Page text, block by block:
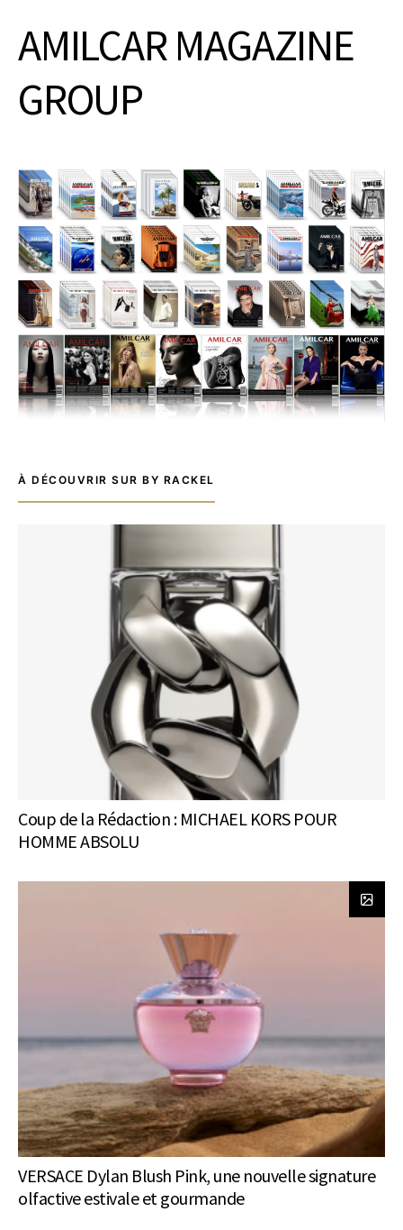
AMILCAR MAGAZINE
GROUP
À DÉCOUVRIR SUR BY RACKEL
Coup de la Rédaction : MICHAEL KORS POUR
HOMME ABSOLU
VERSACE Dylan Blush Pink, une nouvelle signature
olfactive estivale et gourmande